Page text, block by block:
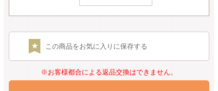
この商品をお気に入りに保存する
※お客様都合による返品交換はできません。